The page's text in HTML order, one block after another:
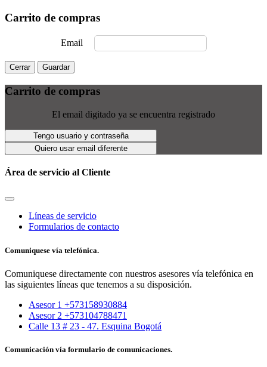
Carrito de compras
Email
Cerrar Guardar
Carrito de compras
El email digitado ya se encuentra registrado
Tengo usuario y contraseña
Quiero usar email diferente
Área de servicio al Cliente
Líneas de servicio
Formularios de contacto
Comuniquese vía telefónica.
Comuniquese directamente con nuestros asesores vía telefónica en
las siguientes líneas que tenemos a su disposición.
Asesor 1 +573158930884
Asesor 2 +573104788471
Calle 13 # 23 - 47. Esquina Bogotá
Comunicación vía formulario de comunicaciones.